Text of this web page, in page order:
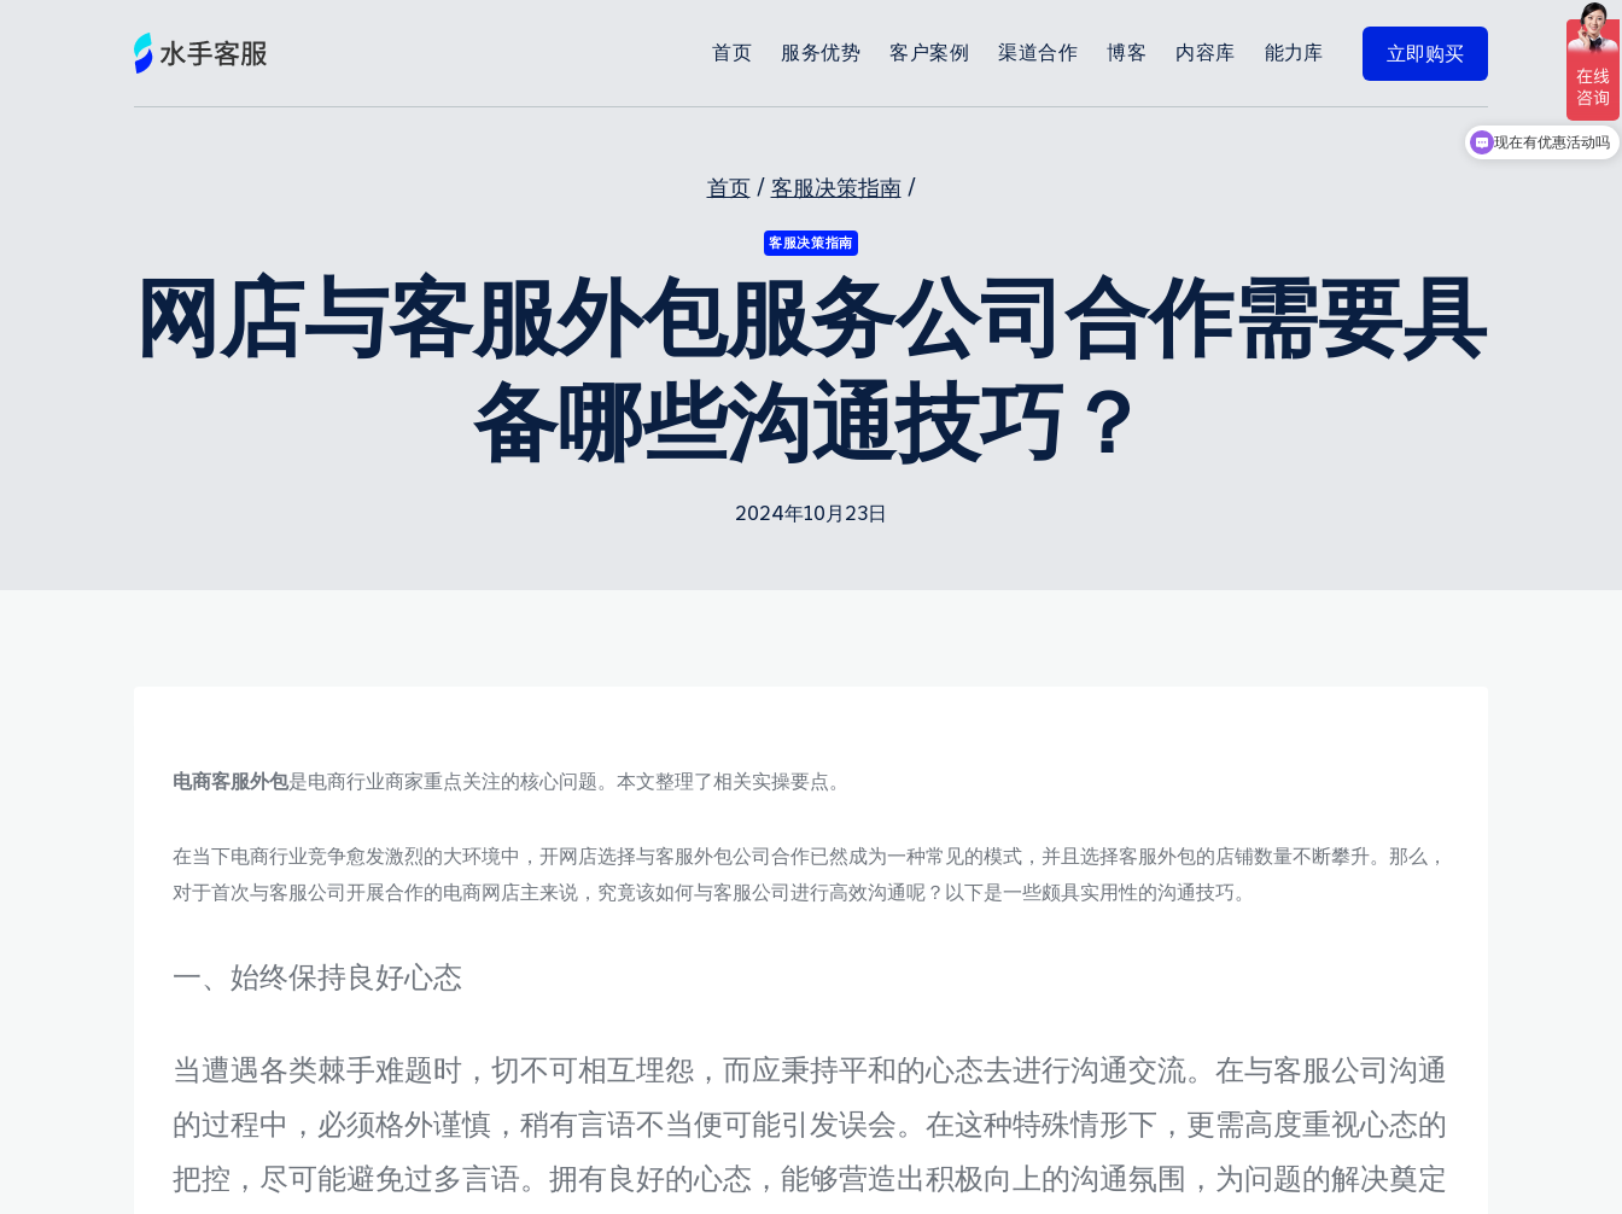
首页 服务优势 客户案例 渠道合作 博客 内容库 能力库 立即购买
首页 / 客服决策指南 /
客服决策指南
网店与客服外包服务公司合作需要具
备哪些沟通技巧？
2024年10月23日
电商客服外包是电商行业商家重点关注的核心问题。本文整理了相关实操要点。
在当下电商行业竞争愈发激烈的大环境中，开网店选择与客服外包公司合作已然成为一种常见的模式，并且选择客服外包的店铺数量不断攀升。那么，
对于首次与客服公司开展合作的电商网店主来说，究竟该如何与客服公司进行高效沟通呢？以下是一些颇具实用性的沟通技巧。
一、始终保持良好心态
当遭遇各类棘手难题时，切不可相互埋怨，而应秉持平和的心态去进行沟通交流。在与客服公司沟通
的过程中，必须格外谨慎，稍有言语不当便可能引发误会。在这种特殊情形下，更需高度重视心态的
把控，尽可能避免过多言语。拥有良好的心态，能够营造出积极向上的沟通氛围，为问题的解决奠定
现在有优惠活动吗